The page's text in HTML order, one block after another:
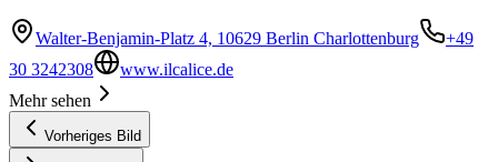
Walter-Benjamin-Platz 4, 10629 Berlin Charlottenburg
+49
30 3242308
www.ilcalice.de
Mehr sehen
Vorheriges Bild